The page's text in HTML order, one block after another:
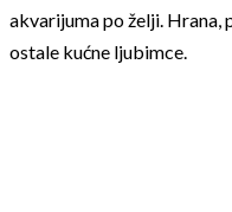
akvarijuma po želji. Hrana,
ostale kućne ljubimce.